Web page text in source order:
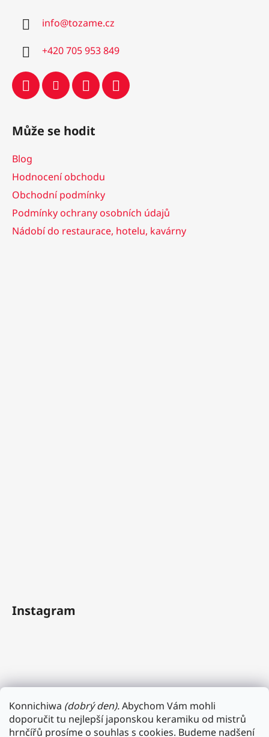
Konnichiwa (dobrý den).Abychom Vám mohli
doporučit tu nejlepší japonskou keramiku od mistrů
hrnčířů prosíme o souhlas s cookies. Budeme nadšení
info@tozame.cz
+420 705 953 849
Může se hodit
Blog
Hodnocení obchodu
Obchodní podmínky
Podmínky ochrany osobních údajů
Nádobí do restaurace, hotelu, kavárny
Instagram